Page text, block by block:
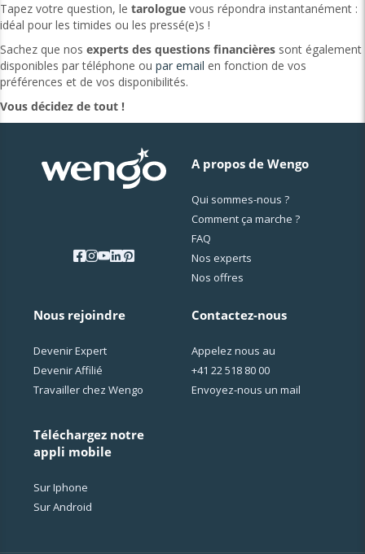
Tapez votre question, le tarologue vous répondra instantanément :
idéal pour les timides ou les pressé(e)s !
Sachez que nos experts des questions financières sont également
disponibles par téléphone ou par email en fonction de vos
préférences et de vos disponibilités.
Vous décidez de tout !
A propos de Wengo
Qui sommes-nous ?
Comment ça marche ?
FAQ
Nos experts
Nos offres
Nous rejoindre
Devenir Expert
Devenir Affilié
Travailler chez Wengo
Téléchargez notre
appli mobile
Sur Iphone
Sur Android
Contactez-nous
Appelez nous au
+41 22 518 80 00
Envoyez-nous un mail